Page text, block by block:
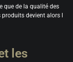
que de la qualité des
devient alors l
les